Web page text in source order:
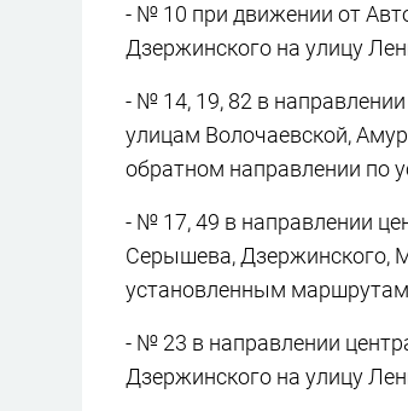
- № 10 при движении от
Дзержинского на улицу
- № 14, 19, 82 в
улицам Волочаевской,
обратном направлении по
- № 17, 49 в направлении
Серышева, Дзержинского,
установленным
- № 23 в направлении
Дзержинского на улицу